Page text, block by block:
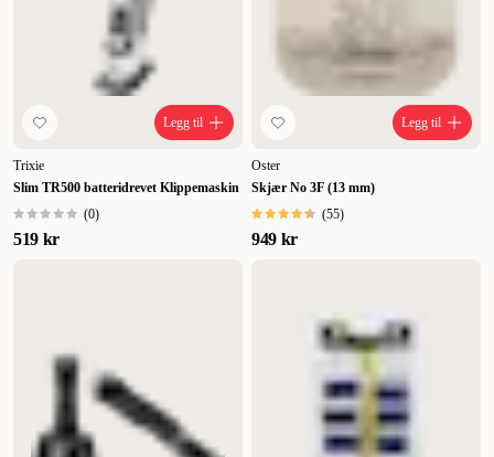
Legg til
Trixie
Slim TR500 batteridrevet Klippemaskin
(0)
519 kr
Legg til
Oster
Skjær No 3F (13 mm)
(55)
949 kr